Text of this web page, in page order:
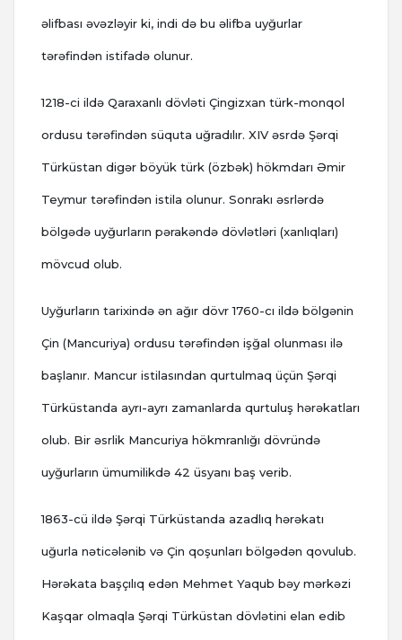
əlifbası əvəzləyir ki, indi də bu əlifba uyğurlar
tərəfindən istifadə olunur.
1218-ci ildə Qaraxanlı dövləti Çingizxan türk-monqol
ordusu tərəfindən süquta uğradılır. XIV əsrdə Şərqi
Türküstan digər böyük türk (özbək) hökmdarı Əmir
Teymur tərəfindən istila olunur. Sonrakı əsrlərdə
bölgədə uyğurların pərakəndə dövlətləri (xanlıqları)
mövcud olub.
Uyğurların tarixində ən ağır dövr 1760-cı ildə bölgənin
Çin (Mancuriya) ordusu tərəfindən işğal olunması ilə
başlanır. Mancur istilasından qurtulmaq üçün Şərqi
Türküstanda ayrı-ayrı zamanlarda qurtuluş hərəkatları
olub. Bir əsrlik Mancuriya hökmranlığı dövründə
uyğurların ümumilikdə 42 üsyanı baş verib.
1863-cü ildə Şərqi Türküstanda azadlıq hərəkatı
uğurla nəticələnib və Çin qoşunları bölgədən qovulub.
Hərəkata başçılıq edən Mehmet Yaqub bəy mərkəzi
Kaşqar olmaqla Şərqi Türküstan dövlətini elan edib